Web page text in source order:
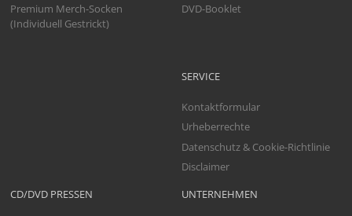
Premium Merch-Socken
(Individuell Gestrickt)
CD/DVD PRESSEN
DVD-Booklet
SERVICE
Kontaktformular
Urheberrechte
Datenschutz & Cookie-Richtlinie
Disclaimer
UNTERNEHMEN